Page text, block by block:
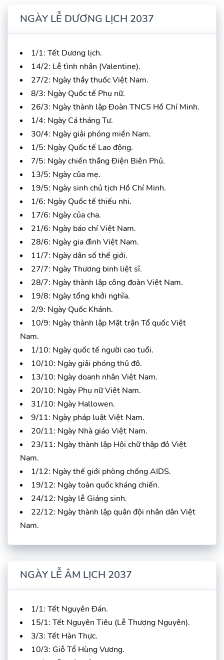
NGÀY LỄ DƯƠNG LỊCH 2037
1/1: Tết Dương lịch.
14/2: Lễ tình nhân (Valentine).
27/2: Ngày thầy thuốc Việt Nam.
8/3: Ngày Quốc tế Phụ nữ.
26/3: Ngày thành lập Đoàn TNCS Hồ Chí Minh.
1/4: Ngày Cá tháng Tư.
30/4: Ngày giải phóng miền Nam.
1/5: Ngày Quốc tế Lao động.
7/5: Ngày chiến thắng Điện Biên Phủ.
13/5: Ngày của mẹ.
19/5: Ngày sinh chủ tịch Hồ Chí Minh.
1/6: Ngày Quốc tế thiếu nhi.
17/6: Ngày của cha.
21/6: Ngày báo chí Việt Nam.
28/6: Ngày gia đình Việt Nam.
11/7: Ngày dân số thế giới.
27/7: Ngày Thương binh liệt sĩ.
28/7: Ngày thành lập công đoàn Việt Nam.
19/8: Ngày tổng khởi nghĩa.
2/9: Ngày Quốc Khánh.
10/9: Ngày thành lập Mặt trận Tổ quốc Việt
Nam.
1/10: Ngày quốc tế người cao tuổi.
10/10: Ngày giải phóng thủ đô.
13/10: Ngày doanh nhân Việt Nam.
20/10: Ngày Phụ nữ Việt Nam.
31/10: Ngày Hallowen.
9/11: Ngày pháp luật Việt Nam.
20/11: Ngày Nhà giáo Việt Nam.
23/11: Ngày thành lập Hội chữ thập đỏ Việt
Nam.
1/12: Ngày thế giới phòng chống AIDS.
19/12: Ngày toàn quốc kháng chiến.
24/12: Ngày lễ Giáng sinh.
22/12: Ngày thành lập quân đội nhân dân Việt
Nam.
NGÀY LỄ ÂM LỊCH 2037
1/1: Tết Nguyên Đán.
15/1: Tết Nguyên Tiêu (Lễ Thượng Nguyên).
3/3: Tết Hàn Thực.
10/3: Giỗ Tổ Hùng Vương.